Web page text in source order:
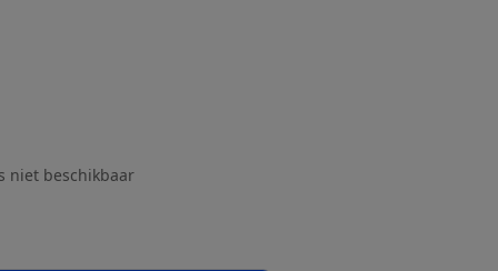
niet beschikbaar